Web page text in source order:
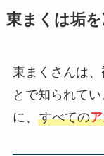
東まくは垢
東まくさんは
とで知られて
に、 すべての